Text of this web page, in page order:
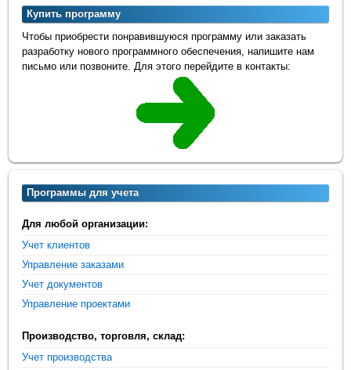
Купить программу
Чтобы приобрести понравившуюся программу или заказать
разработку нового программного обеспечения, напишите нам
письмо или позвоните. Для этого перейдите в контакты:
Программы для учета
Для любой организации:
Учет клиентов
Управление заказами
Учет документов
Управление проектами
Производство, торговля, склад:
Учет производства